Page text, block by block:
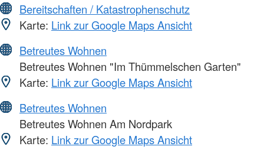
Bereitschaften / Katastrophenschutz
Karte: Link zur Google Maps Ansicht
Betreutes Wohnen
Betreutes Wohnen "Im Thümmelschen Garten"
Karte: Link zur Google Maps Ansicht
Betreutes Wohnen
Betreutes Wohnen Am Nordpark
Karte: Link zur Google Maps Ansicht